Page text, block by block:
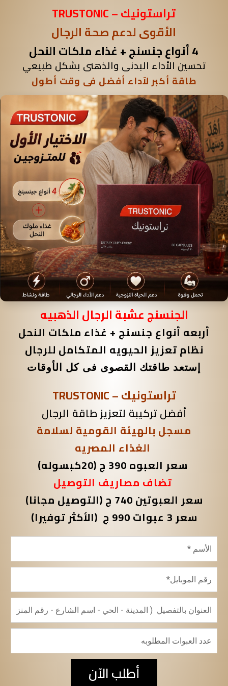
تراستونيك – TRUSTONIC
الأقوى لدعم صحة الرجال
4 أنواع جنسنج + غذاء ملكات النحل
تحسين الأداء البدنى والذهنى بشكل طبيعي
طاقة أكبر لآداء أفضل فى وقت أطول
الجنسنجعشبة الرجال الذهبيه
أربعه أنواع جنسنج + غذاء ملكات النحل
نظام تعزيز الحيويه المتكامل للرجال
إستعد طاقتك القصوى فى كل الأوقات
تراستونيك – TRUSTONIC
أفضل تركيبة لتعزيز طاقة الرجال
مسجل بالهيئة القومية لسلامة
سعر 3 عبوات 990 ج (الأكثر توفيرا)
أطلب الآن